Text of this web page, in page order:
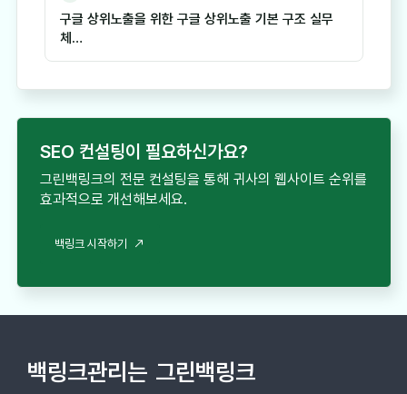
구글 상위노출을 위한 구글 상위노출 기본 구조 실무
체…
SEO 컨설팅이 필요하신가요?
그린백링크의 전문 컨설팅을 통해 귀사의 웹사이트 순위를
효과적으로 개선해보세요.
백링크 시작하기
백링크관리는 그린백링크